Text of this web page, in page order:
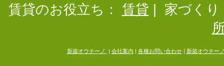
賃貸のお役立ち：
賃貸
家づくり
新築オウチーノ 会社案内 各種お問い合わせ| 新築オウチー